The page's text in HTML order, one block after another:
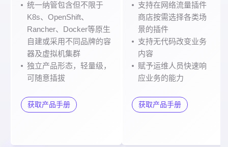
统一纳管包含但不限于
K8s、OpenShift、
Rancher、Docker等原生
自建或采用不同品牌的容
器及虚拟机集群
独立产品形态，轻量级，
可随意插拔
获取产品手册
支持在网络流量插件
商店按需选择各类场
景的插件
支持无代码改变业务
内容
赋予运维人员快速响
应业务的能力
获取产品手册